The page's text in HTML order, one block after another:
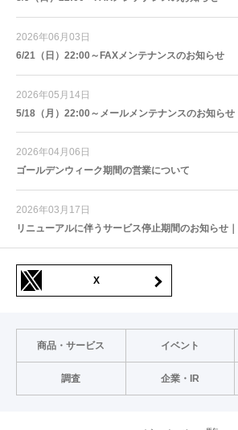
2026年06月03日
6/21（日）22:00～FAXメンテナンスのお知らせ
2026年05月14日
5/18（月）22:00～メールメンテナンスのお知らせ
2026年04月06日
ゴールデンウィーク期間の営業について
2026年03月17日
リニューアルに伴うサービス停止期間のお知らせ
X
商品・サービス イベント
調査 企業・IR